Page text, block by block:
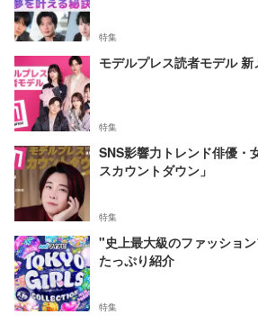
特集
モデルプレス読者モデル 新
特集
SNS影響力トレンド俳優・
スカウントダウン」
特集
"史上最大級のファッショ
たっぷり紹介
特集